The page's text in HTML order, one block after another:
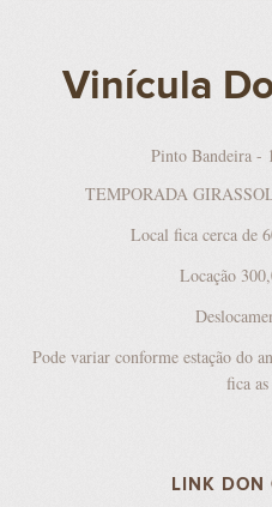
Vinícula
Pinto Bandeira -
TEMPORADA
Local fica cerca de
Locação
Pode variar conforme estação do
fica
LINK DON